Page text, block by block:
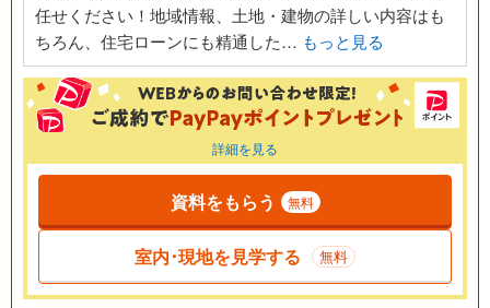
任せください！地域情報、土地・建物の詳しい内容はも
ちろん、住宅ローンにも精通した… もっと見る
詳細を見る
資料をもらう 無料
室内･現地を見学する 無料